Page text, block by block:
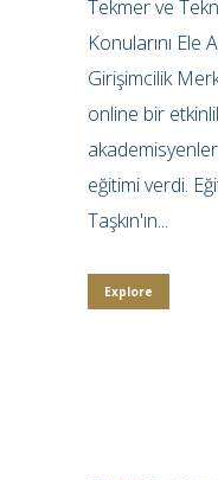
Tekmer ve
Konularını Ele
Girişimcilik
online bir
eğitimi verdi.
Taşkın'ın...
Explore